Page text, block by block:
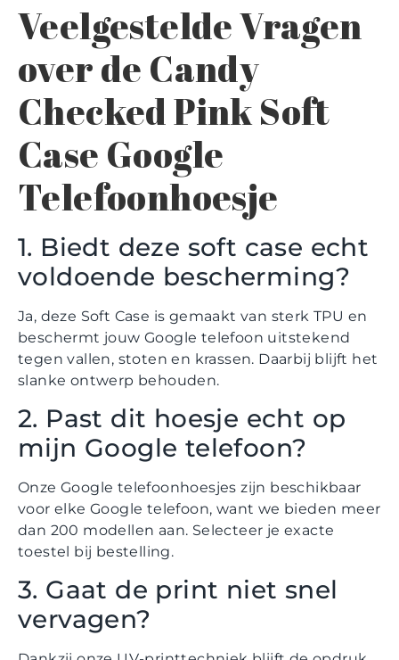
Veelgestelde Vragen
over de Candy
Checked Pink Soft
Case Google
Telefoonhoesje
1. Biedt deze soft case echt
voldoende bescherming?
Ja, deze Soft Case is gemaakt van sterk TPU en
beschermt jouw Google telefoon uitstekend
tegen vallen, stoten en krassen. Daarbij blijft het
slanke ontwerp behouden.
2. Past dit hoesje echt op
mijn Google telefoon?
Onze Google telefoonhoesjes zijn beschikbaar
voor elke Google telefoon, want we bieden meer
dan 200 modellen aan. Selecteer je exacte
toestel bij bestelling.
3. Gaat de print niet snel
vervagen?